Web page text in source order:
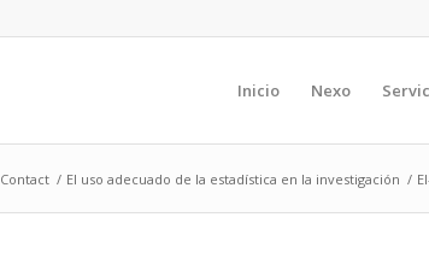
Inicio Nexo
Contact / El uso adecuado de la estadística en la investigación /